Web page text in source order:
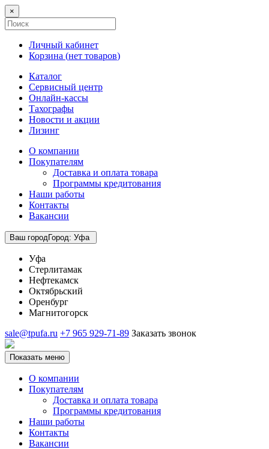
×
Личный кабинет
Корзина (нет товаров)
Каталог
Сервисный центр
Онлайн-кассы
Тахографы
Новости и акции
Лизинг
О компании
Покупателям
Доставка и оплата товара
Программы кредитования
Наши работы
Контакты
Вакансии
Ваш городГород: Уфа
Уфа
Стерлитамак
Нефтекамск
Октябрьский
Оренбург
Магнитогорск
sale@tpufa.ru +7 965 929-71-89 Заказать звонок
Показать меню
О компании
Покупателям
Доставка и оплата товара
Программы кредитования
Наши работы
Контакты
Вакансии